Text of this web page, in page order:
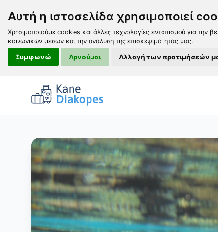
Αυτή η ιστοσελίδα χρησιμοποιεί
Χρησιμοποιούμε cookies και άλλες τεχνολογίες εντοπισμού για την
κοινωνικών μέσων και την ανάλυση της επισκεψιμότητάς μας.
Συμφωνώ Αρνούμαι Αλλαγή των προτιμήσεών